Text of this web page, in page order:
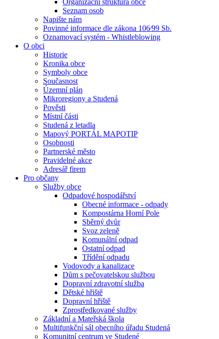
Organizační struktura obce
Seznam osob
Napište nám
Povinné informace dle zákona 106⁄99 Sb.
Oznamovací systém - Whistleblowing
O obci
Historie
Kronika obce
Symboly obce
Současnost
Územní plán
Mikroregiony a Studená
Pověsti
Místní části
Studená z letadla
Mapový PORTÁL MAPOTIP
Osobnosti
Partnerské město
Pravidelné akce
Adresář firem
Pro občany
Služby obce
Odpadové hospodářství
Obecné informace - odpady
Kompostárna Horní Pole
Sběrný dvůr
Svoz zeleně
Komunální odpad
Ostatní odpad
Třídění odpadu
Vodovody a kanalizace
Dům s pečovatelskou službou
Dopravní zdravotní služba
Dětské hřiště
Dopravní hřiště
Zprostředkované služby
Základní a Mateřská škola
Multifunkční sál obecního úřadu Studená
Komunitní centrum ve Studené